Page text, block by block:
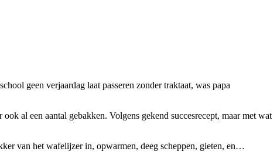
geen verjaardag laat passeren zonder traktaat, was papa
al een aantal gebakken. Volgens gekend succesrecept, maar met wat
van het wafelijzer in, opwarmen, deeg scheppen, gieten, en…